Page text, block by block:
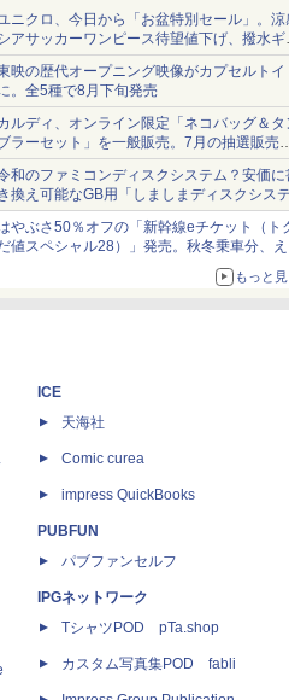
ニクロ、今日から「お盆特別セール」。涼
アサッカーワンピース待望値下げ、撥水ギ
ョーツは1990円に
映の歴代オープニング映像がカプセルトイ
。全5種で8月下旬発売
ルディ、オンライン限定「ネコバッグ＆タ
ラーセット」を一般販売。7月の抽選販売
選無効分
和のファミコンディスクシステム？安価に
換え可能なGB用「しましまディスクシステ
」
やぶさ50％オフの「新幹線eチケット（ト
値スペシャル28）」発売。秋冬乗車分、
もっと
ICE
天海社
Comic curea
impress QuickBooks
PUBFUN
パブファンセルフ
IPGネットワーク
TシャツPOD pTa.shop
カスタム写真集POD fabli